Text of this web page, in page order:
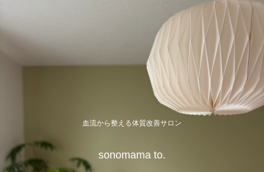
血流から整える体質改善サロン
sonomama to.